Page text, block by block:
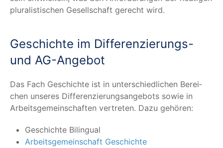
plu­ra­lis­ti­schen Gesell­schaft gerecht wird.
Geschich­te im Dif­fe­ren­zie­rungs-
und AG-Angebot
Das Fach Geschich­te ist in unter­schied­li­chen Berei­
chen unse­res Dif­fe­ren­zie­rungs­an­ge­bots sowie in
Arbeits­ge­mein­schaf­ten ver­tre­ten. Dazu gehören:
Geschich­te Bilingual
Arbeits­ge­mein­schaft Geschichte